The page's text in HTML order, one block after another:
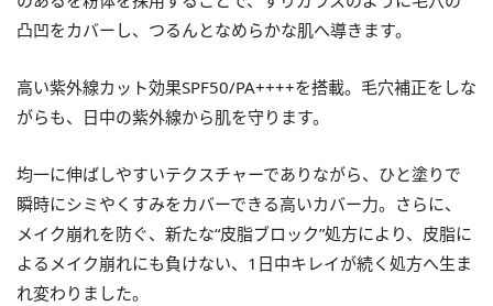
凸凹をカバーし、つるんとなめらかな肌へ導きます。
高い紫外線カット効果SPF50/PA++++を搭載。毛穴補正をしな
がらも、日中の紫外線から肌を守ります。
均一に伸ばしやすいテクスチャーでありながら、ひと塗りで
瞬時にシミやくすみをカバーできる高いカバー力。さらに、
メイク崩れを防ぐ、新たな“皮脂ブロック”処方により、皮脂に
よるメイク崩れにも負けない、1日中キレイが続く処方へ生ま
れ変わりました。